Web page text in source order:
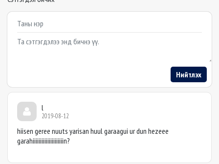
Example textarea
Нийтлэх
l
2019-08-12
hiisen geree nuuts yarisan huul garaagui ur dun hezeee
garahiiiiiiiiiiiiiiiiiiiiin?